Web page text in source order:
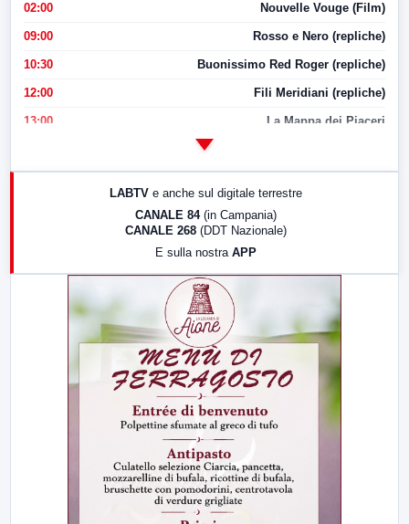
02:00 Nouvelle Vouge (Film)
09:00 Rosso e Nero (repliche)
10:30 Buonissimo Red Roger (repliche)
12:00 Fili Meridiani (repliche)
13:00 La Mappa dei Piaceri
LABTV e anche sul digitale terrestre
CANALE 84 (in Campania)
CANALE 268 (DDT Nazionale)
E sulla nostra APP